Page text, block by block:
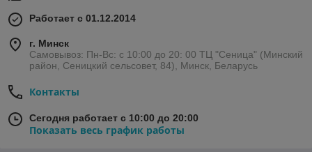
Работает с 01.12.2014
г. Минск
Самовывоз: Пн-Вс: с 10:00 до 20: 00 ТЦ "Сеница" (Минский
район, Сеницкий сельсовет, 84), Минск, Беларусь
Контакты
Сегодня работает с 10:00 до 20:00
Показать весь график работы